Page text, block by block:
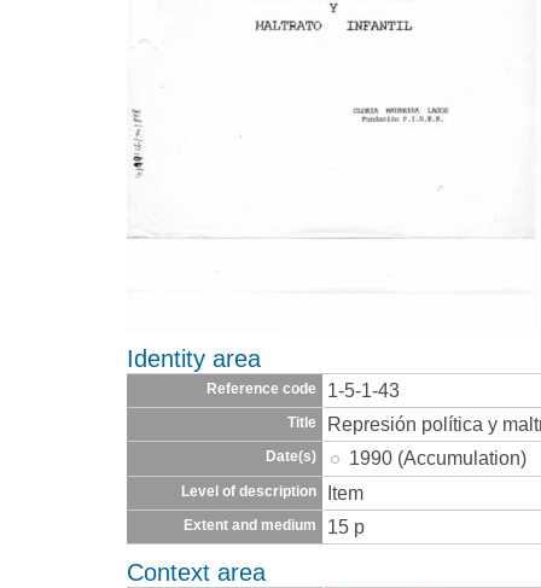
Identity area
Reference code 1-5-1-43
Title Represión política y
Date(s) 1990 (Accumulation)
Level of description Item
Extent and medium 15 p
Context area